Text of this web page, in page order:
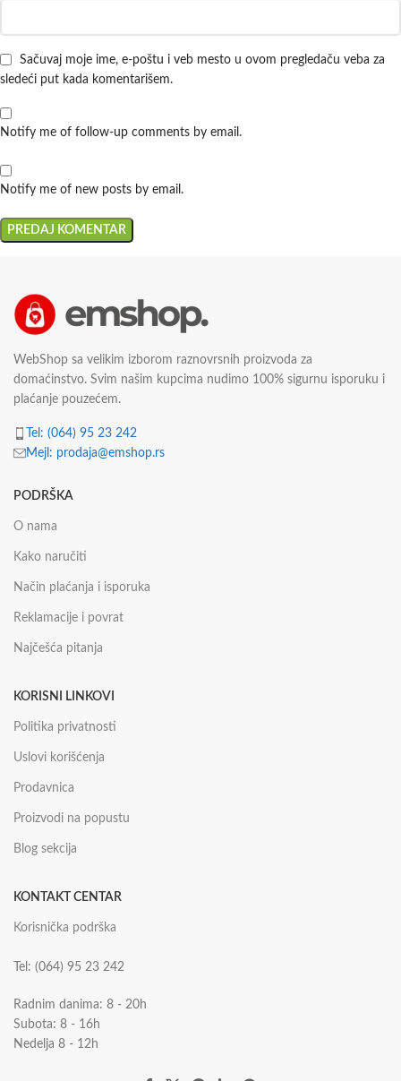
Sačuvaj moje ime, e-poštu i veb mesto u ovom pregledaču veba za
sledeći put kada komentarišem.
Notify me of follow-up comments by email.
Notify me of new posts by email.
WebShop sa velikim izborom raznovrsnih proizvoda za
domaćinstvo. Svim našim kupcima nudimo 100% sigurnu isporuku i
plaćanje pouzećem.
Tel: (064) 95 23 242
Mejl: prodaja@emshop.rs
PODRŠKA
O nama
Kako naručiti
Način plaćanja i isporuka
Reklamacije i povrat
Najčešća pitanja
KORISNI LINKOVI
Politika privatnosti
Uslovi korišćenja
Prodavnica
Proizvodi na popustu
Blog sekcija
KONTAKT CENTAR
Korisnička podrška
Tel: (064) 95 23 242
Radnim danima: 8 - 20h
Subota: 8 - 16h
Nedelja 8 - 12h